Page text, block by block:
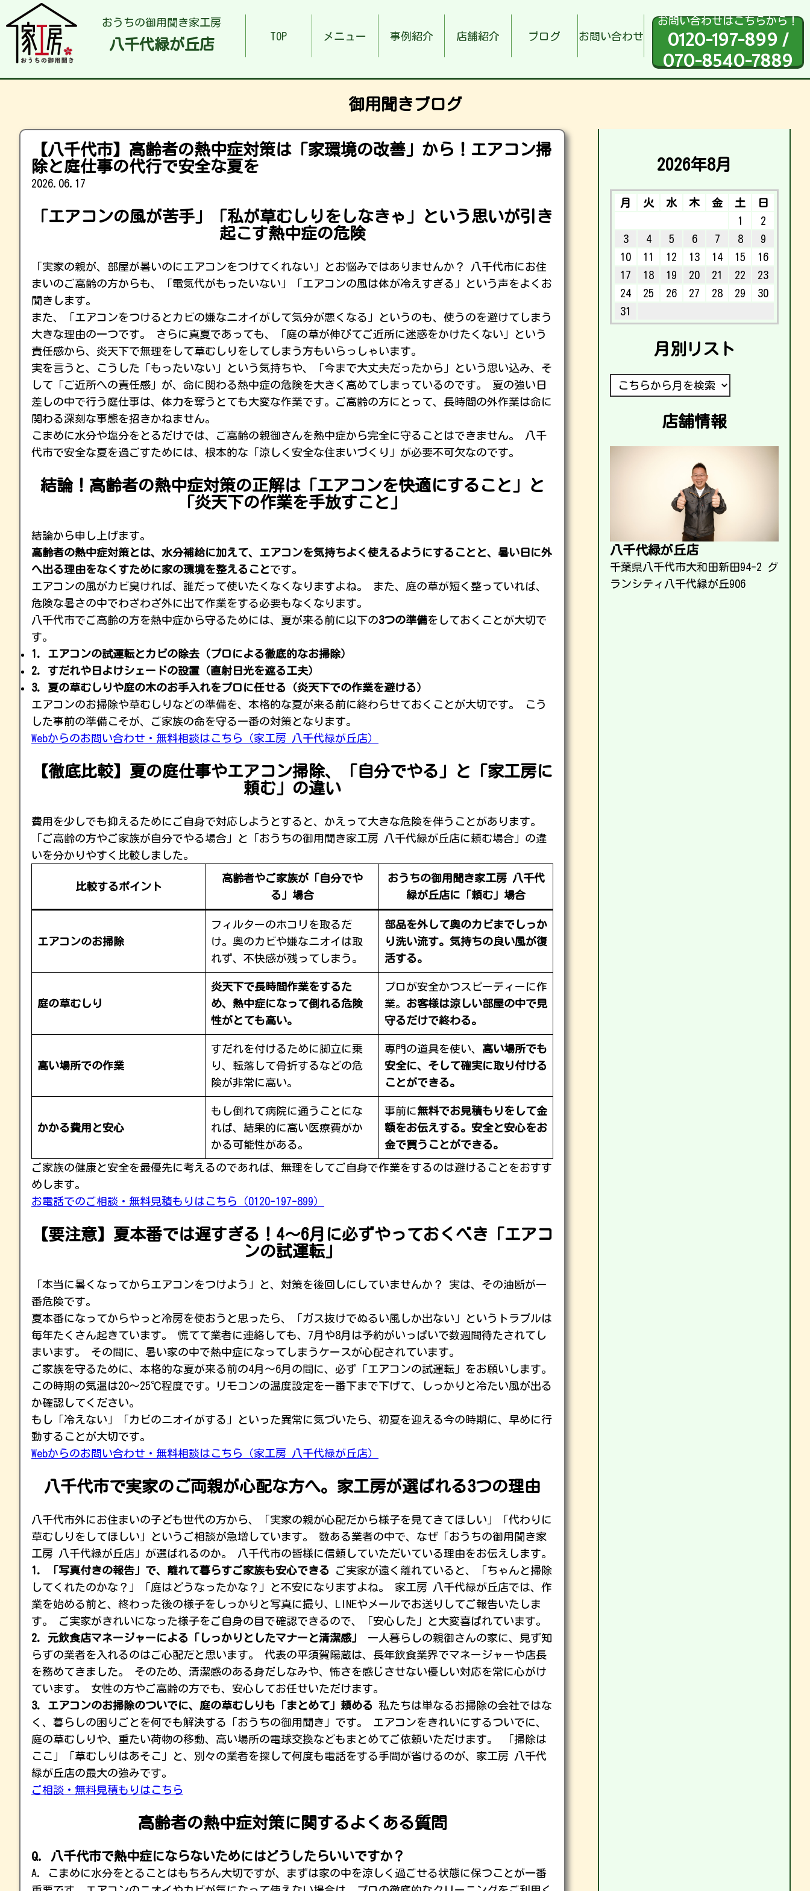
おうちの御用聞き家工房
八千代緑が丘店
TOP メニュー 事例紹介 店舗紹介 ブログ お問い合わせ
お問い合わせはこちらから！
0120-197-899 /
070-8540-7889
御用聞きブログ
【八千代市】高齢者の熱中症対策は「家環境の改善」から！エアコン掃
除と庭仕事の代行で安全な夏を
2026.06.17
「エアコンの風が苦手」「私が草むしりをしなきゃ」という思いが引き
起こす熱中症の危険
「実家の親が、部屋が暑いのにエアコンをつけてくれない」とお悩みではありませんか？ 八千代市にお住
まいのご高齢の方からも、「電気代がもったいない」「エアコンの風は体が冷えすぎる」という声をよくお
聞きします。
また、「エアコンをつけるとカビの嫌なニオイがして気分が悪くなる」というのも、使うのを避けてしまう
大きな理由の一つです。 さらに真夏であっても、「庭の草が伸びてご近所に迷惑をかけたくない」という
責任感から、炎天下で無理をして草むしりをしてしまう方もいらっしゃいます。
実を言うと、こうした「もったいない」という気持ちや、「今まで大丈夫だったから」という思い込み、そ
して「ご近所への責任感」が、命に関わる熱中症の危険を大きく高めてしまっているのです。 夏の強い日
差しの中で行う庭仕事は、体力を奪うとても大変な作業です。ご高齢の方にとって、長時間の外作業は命に
関わる深刻な事態を招きかねません。
こまめに水分や塩分をとるだけでは、ご高齢の親御さんを熱中症から完全に守ることはできません。 八千
代市で安全な夏を過ごすためには、根本的な「涼しく安全な住まいづくり」が必要不可欠なのです。
結論！高齢者の熱中症対策の正解は「エアコンを快適にすること」と
「炎天下の作業を手放すこと」
結論から申し上げます。
高齢者の熱中症対策とは、水分補給に加えて、エアコンを気持ちよく使えるようにすることと、暑い日に外
へ出る理由をなくすために家の環境を整えることです。
エアコンの風がカビ臭ければ、誰だって使いたくなくなりますよね。 また、庭の草が短く整っていれば、
危険な暑さの中でわざわざ外に出て作業をする必要もなくなります。
八千代市でご高齢の方を熱中症から守るためには、夏が来る前に以下の3つの準備をしておくことが大切で
す。
1. エアコンの試運転とカビの除去（プロによる徹底的なお掃除）
2. すだれや日よけシェードの設置（直射日光を遮る工夫）
3. 夏の草むしりや庭の木のお手入れをプロに任せる（炎天下での作業を避ける）
エアコンのお掃除や草むしりなどの準備を、本格的な夏が来る前に終わらせておくことが大切です。 こう
した事前の準備こそが、ご家族の命を守る一番の対策となります。
Webからのお問い合わせ・無料相談はこちら（家工房 八千代緑が丘店）
【徹底比較】夏の庭仕事やエアコン掃除、「自分でやる」と「家工房に
頼む」の違い
費用を少しでも抑えるためにご自身で対応しようとすると、かえって大きな危険を伴うことがあります。
「ご高齢の方やご家族が自分でやる場合」と「おうちの御用聞き家工房 八千代緑が丘店に頼む場合」の違
いを分かりやすく比較しました。
比較するポイント
高齢者やご家族が「自分でや
る」場合
おうちの御用聞き家工房 八千代
緑が丘店に「頼む」場合
エアコンのお掃除
フィルターのホコリを取るだ
け。奥のカビや嫌なニオイは取
れず、不快感が残ってしまう。
部品を外して奥のカビまでしっか
り洗い流す。気持ちの良い風が復
活する。
庭の草むしり
炎天下で長時間作業をするた
め、熱中症になって倒れる危険
性がとても高い。
プロが安全かつスピーディーに作
業。 お客様は涼しい部屋の中で見
守るだけで終わる。
高い場所での作業
すだれを付けるために脚立に乗
り、転落して骨折するなどの危
険が非常に高い。
専門の道具を使い、 高い場所でも
安全に、そして確実に取り付ける
ことができる。
かかる費用と安心
もし倒れて病院に通うことにな
れば、結果的に高い医療費がか
かる可能性がある。
事前に無料でお見積もりをして金
額をお伝えする。安全と安心をお
金で買うことができる。
ご家族の健康と安全を最優先に考えるのであれば、無理をしてご自身で作業をするのは避けることをおすす
めします。
お電話でのご相談・無料見積もりはこちら（0120-197-899）
【要注意】夏本番では遅すぎる！4〜6月に必ずやっておくべき「エアコ
ンの試運転」
「本当に暑くなってからエアコンをつけよう」と、対策を後回しにしていませんか？ 実は、その油断が一
番危険です。
夏本番になってからやっと冷房を使おうと思ったら、「ガス抜けでぬるい風しか出ない」というトラブルは
毎年たくさん起きています。 慌てて業者に連絡しても、7月や8月は予約がいっぱいで数週間待たされてし
まいます。 その間に、暑い家の中で熱中症になってしまうケースが心配されています。
ご家族を守るために、本格的な夏が来る前の4月〜6月の間に、必ず「エアコンの試運転」をお願いします。
この時期の気温は20〜25℃程度です。リモコンの温度設定を一番下まで下げて、しっかりと冷たい風が出る
か確認してください。
もし「冷えない」「カビのニオイがする」といった異常に気づいたら、初夏を迎える今の時期に、早めに行
動することが大切です。
Webからのお問い合わせ・無料相談はこちら（家工房 八千代緑が丘店）
八千代市で実家のご両親が心配な方へ。家工房が選ばれる3つの理由
八千代市外にお住まいの子ども世代の方から、「実家の親が心配だから様子を見てきてほしい」「代わりに
草むしりをしてほしい」というご相談が急増しています。 数ある業者の中で、なぜ「おうちの御用聞き家
工房 八千代緑が丘店」が選ばれるのか。 八千代市の皆様に信頼していただいている理由をお伝えします。
1. 「写真付きの報告」で、離れて暮らすご家族も安心できる ご実家が遠く離れていると、「ちゃんと掃除
してくれたのかな？」「庭はどうなったかな？」と不安になりますよね。 家工房 八千代緑が丘店では、作
業を始める前と、終わった後の様子をしっかりと写真に撮り、LINEやメールでお送りしてご報告いたしま
す。 ご実家がきれいになった様子をご自身の目で確認できるので、「安心した」と大変喜ばれています。
2. 元飲食店マネージャーによる「しっかりとしたマナーと清潔感」
一人暮らしの親御さんの家に、見ず知
らずの業者を入れるのはご心配だと思います。 代表の平須賀陽蔵は、長年飲食業界でマネージャーや店長
を務めてきました。 そのため、清潔感のある身だしなみや、怖さを感じさせない優しい対応を常に心がけ
ています。 女性の方やご高齢の方でも、安心してお任せいただけます。
3. エアコンのお掃除のついでに、庭の草むしりも「まとめて」頼める 私たちは単なるお掃除の会社ではな
く、暮らしの困りごとを何でも解決する「おうちの御用聞き」です。 エアコンをきれいにするついでに、
庭の草むしりや、重たい荷物の移動、高い場所の電球交換などもまとめてご依頼いただけます。 「掃除は
ここ」「草むしりはあそこ」と、別々の業者を探して何度も電話をする手間が省けるのが、家工房 八千代
緑が丘店の最大の強みです。
ご相談・無料見積もりはこちら
高齢者の熱中症対策に関するよくある質問
Q. 八千代市で熱中症にならないためにはどうしたらいいですか？
A. こまめに水分をとることはもちろん大切ですが、まずは家の中を涼しく過ごせる状態に保つことが一番
2026年8月
月 火 水 木 金 土
日
1
2
3
4 5 6 7 8
9
10
11 12 13 14 15
16
17
18 19 20 21 22
23
24
25 26 27 28 29
30
31
月別リスト
店舗情報
八千代緑が丘店
千葉県八千代市大和田新田94-2 グ
ランシティ八千代緑が丘906